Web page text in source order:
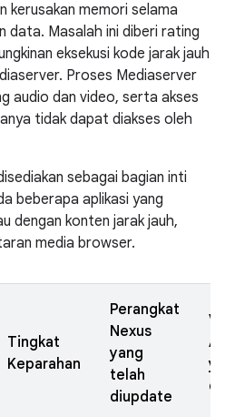
kerusakan memori selama
data. Masalah ini diberi rating
eksekusi kode jarak jauh
Proses Mediaserver
audio dan video, serta akses
tidak dapat diakses oleh
sebagai bagian inti
beberapa aplikasi yang
dengan konten jarak jauh,
media browser.
Tingkat
Keparahan
Perangkat
Nexus
yang
telah
diupdate